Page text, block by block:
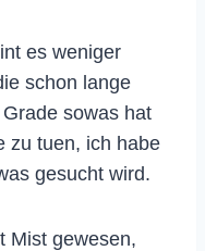
es weniger
schon lange
sowas hat
zu tuen, ich habe
gesucht wird.
Mist gewesen,